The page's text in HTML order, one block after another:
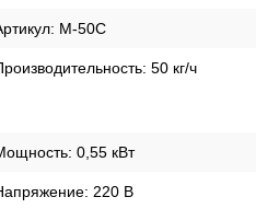
М-50С
50 кг/ч
0,55 кВт
220 В